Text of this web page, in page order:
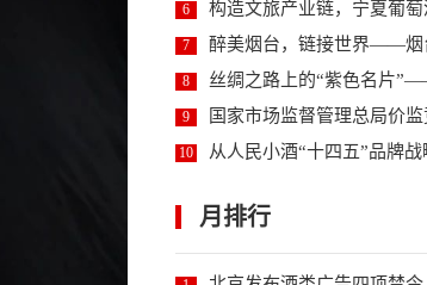
6 构造文旅产业链，宁夏葡萄
7 醉美烟台，链接世界——烟台
8 丝绸之路上的“紫色名片”——
9 国家市场监督管理总局价
10 从人民小酒“十四五”品牌
月排行